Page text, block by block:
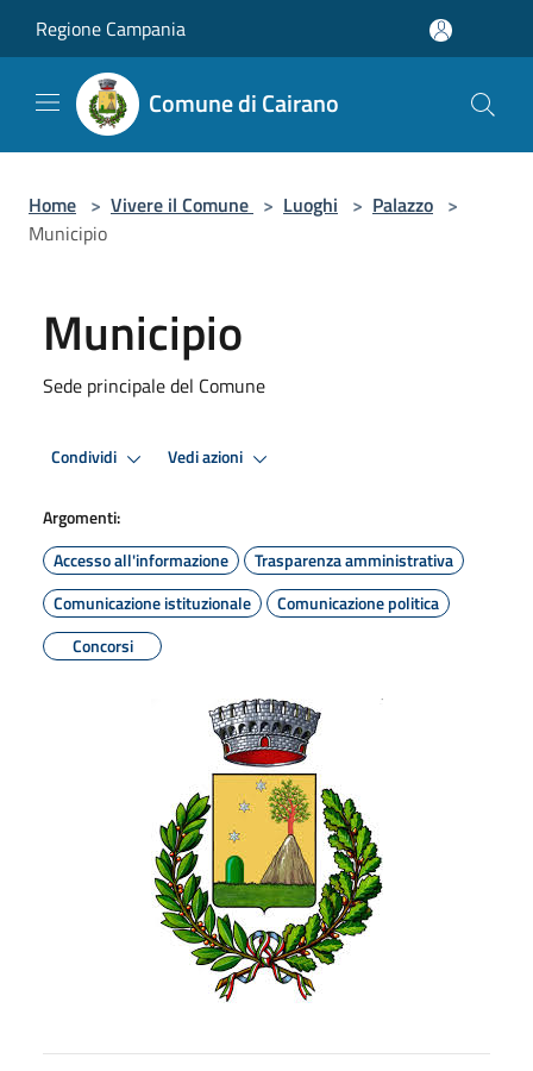
Regione Campania
Comune di Cairano
Home > Vivere il Comune > Luoghi > Palazzo >
Municipio
Municipio
Sede principale del Comune
Condividi Vedi azioni
Argomenti:
Accesso all'informazione
Trasparenza amministrativa
Comunicazione istituzionale
Comunicazione politica
Concorsi